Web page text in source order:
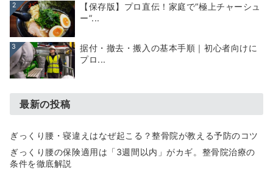
2
【保存版】プロ直伝！家庭で“極上チャーシュ
ー”...
3
据付・撤去・搬入の基本手順｜初心者向けに
プロ...
最新の投稿
ぎっくり腰・寝違えはなぜ起こる？整骨院が教える予防のコツ
ぎっくり腰の保険適用は「3週間以内」がカギ。整骨院治療の
条件を徹底解説